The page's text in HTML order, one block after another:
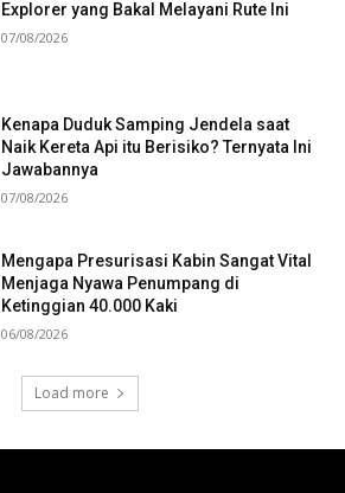
Explorer yang Bakal Melayani Rute Ini
07/08/2026
Kenapa Duduk Samping Jendela saat
Naik Kereta Api itu Berisiko? Ternyata Ini
Jawabannya
07/08/2026
Mengapa Presurisasi Kabin Sangat Vital
Menjaga Nyawa Penumpang di
Ketinggian 40.000 Kaki
06/08/2026
Load more